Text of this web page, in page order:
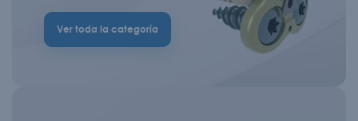
Ver toda la categoría